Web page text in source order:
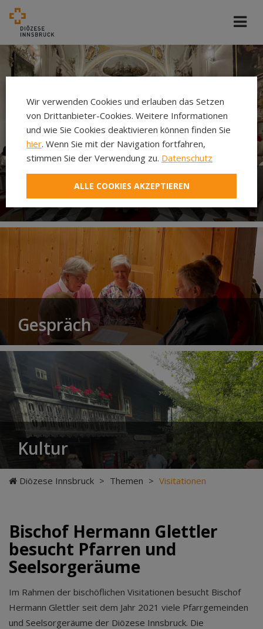
Gottesdienst
Gespräch
Kultur
Diözese Innsbruck > Themen > Visitationen
Bischof Hermann Glettler
besucht Pfarren und
Seelsorgeräume
Im Rahmen der bischöflichen Visitationen besucht Bischof
Hermann Glettler seit dem Jahr 2021 viele Pfarrgemeinden
und Seelsorgeräume der Diözese Innsbruck. Die
Wir verwenden Cookies und erlauben das Setzen
von Drittanbieter-Cookies. Weitere Informationen
und wie Sie Cookies deaktivieren können finden Sie
hier. Wenn Sie mit der Navigation fortfahren,
stimmen Sie der Verwendung zu. Datenschutz
ALLE COOKIES AKZEPTIEREN